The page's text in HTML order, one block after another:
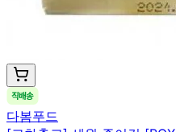
다봄푸드